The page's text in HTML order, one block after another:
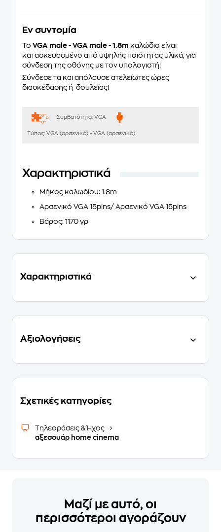
Eν συντομία
Το VGA male - VGA male - 1.8m καλώδιο είναι
κατασκευασμένο από υψηλής ποιότητας υλικά, για
σύνδεση της οθόνης με τον υπολογιστή!
Σύνδεσε τα και απόλαυσε ατελείωτες ώρες
διασκέδασης ή δουλείας!
Συμβατότητα: VGA
Τύπος: VGA (αρσενικό) - VGA (αρσενικό)
Χαρακτηριστικά
Μήκος καλωδίου: 1.8m
Αρσενικό VGA 15pins/ Αρσενικό VGA 15pins
Βάρος: 1170 γρ
Χαρακτηριστικά
Αξιολογήσεις
Σχετικές κατηγορίες
Τηλεοράσεις & Ήχος
αξεσουάρ home cinema
Μαζί με αυτό, οι
περισσότεροι αγοράζουν